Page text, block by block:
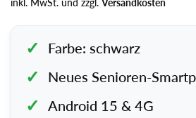
inkl. MwSt. und zzgl. Versandkosten
Farbe: schwarz
Neues Senioren-
Android 15 & 4G